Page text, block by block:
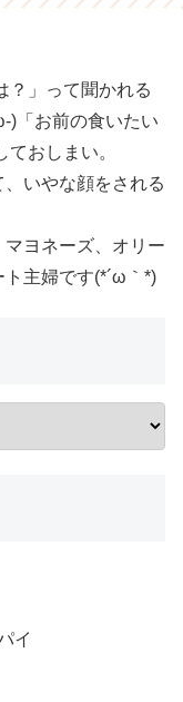
？」って聞かれる
)「お前の食いたい
おしまい。
いやな顔をされる
ヨネーズ、オリー
主婦です(*´ω｀*)
イ